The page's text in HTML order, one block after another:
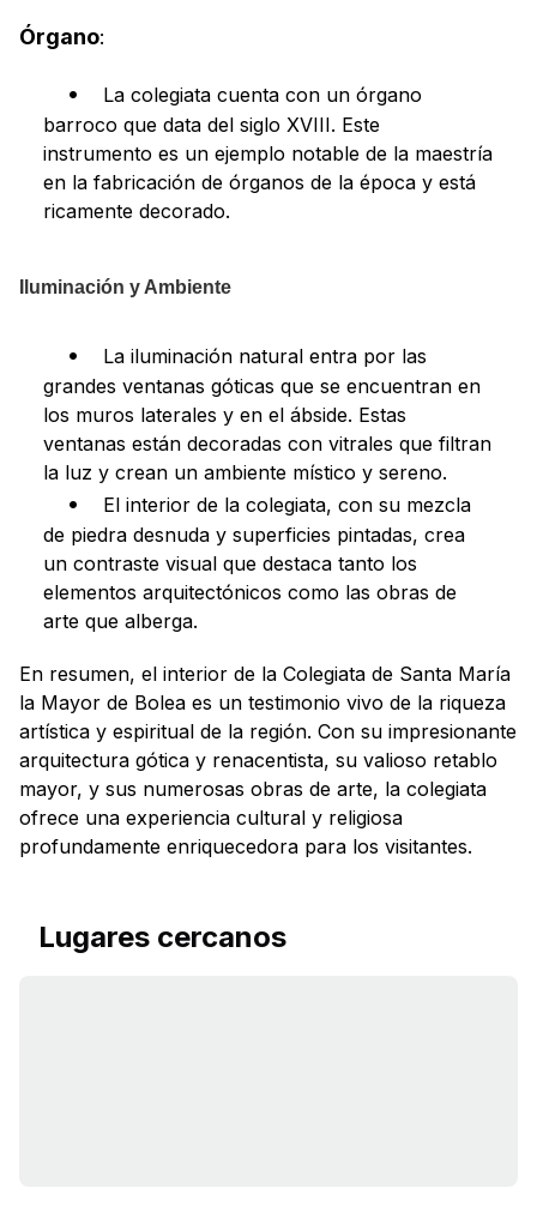
Órgano:
La colegiata cuenta con un órgano
barroco que data del siglo XVIII. Este
instrumento es un ejemplo notable de la maestría
en la fabricación de órganos de la época y está
ricamente decorado.
Iluminación y Ambiente
La iluminación natural entra por las
grandes ventanas góticas que se encuentran en
los muros laterales y en el ábside. Estas
ventanas están decoradas con vitrales que filtran
la luz y crean un ambiente místico y sereno.
El interior de la colegiata, con su mezcla
de piedra desnuda y superficies pintadas, crea
un contraste visual que destaca tanto los
elementos arquitectónicos como las obras de
arte que alberga.
En resumen, el interior de la Colegiata de Santa María
la Mayor de Bolea es un testimonio vivo de la riqueza
artística y espiritual de la región. Con su impresionante
arquitectura gótica y renacentista, su valioso retablo
mayor, y sus numerosas obras de arte, la colegiata
ofrece una experiencia cultural y religiosa
profundamente enriquecedora para los visitantes.
Lugares cercanos